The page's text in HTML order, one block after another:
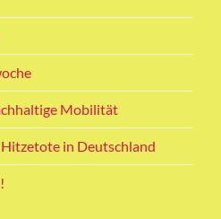
Mobilität
Hitzetote in Deutschland